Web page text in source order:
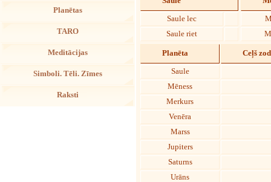
Planētas
TARO
Meditācijas
Simboli. Tēli. Zīmes
Raksti
Saule lec
Saule riet
Planēta Ceļš
Saule
Mēness
Merkurs
Venēra
Marss
Jupiters
Saturns
Urāns